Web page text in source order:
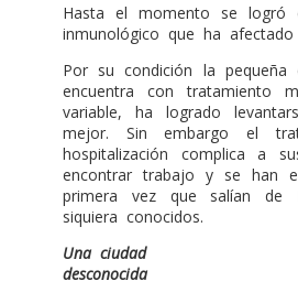
Hasta el momento se logró
inmunológico que ha
Por su condición la
encuentra con tratamiento
variable, ha logrado
mejor. Sin embargo el
hospitalización complica a
encontrar trabajo y se han
primera vez que salían de
siquiera conocidos.
Una ciudad
desconocida